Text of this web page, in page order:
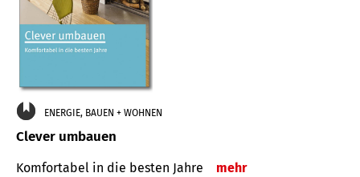
ENERGIE, BAUEN + WOHNEN
Clever umbauen
Komfortabel in die besten Jahre mehr